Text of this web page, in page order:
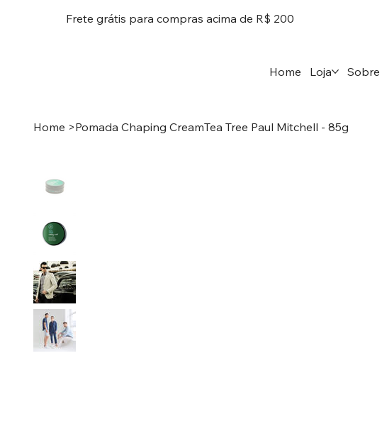
Frete grátis para compras acima de R$ 200
Home Loja Sobre
Home >Pomada Chaping CreamTea Tree Paul Mitchell - 85g